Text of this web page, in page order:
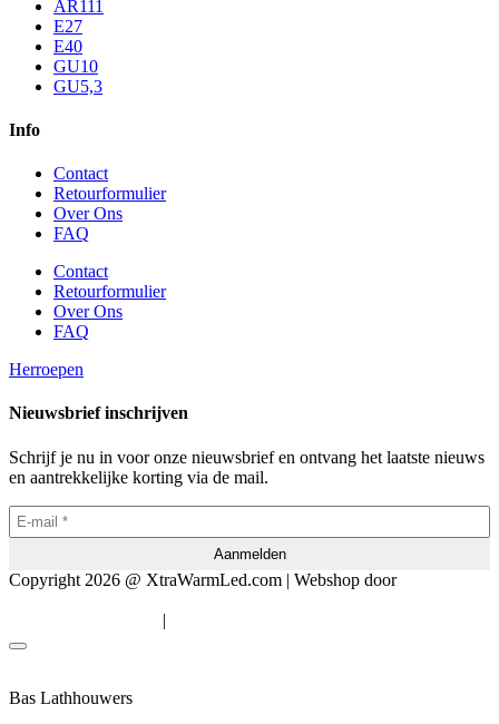
AR111
E27
E40
GU10
GU5,3
Info
Contact
Retourformulier
Over Ons
FAQ
Contact
Retourformulier
Over Ons
FAQ
Herroepen
Nieuwsbrief inschrijven
Schrijf je nu in voor onze nieuwsbrief en ontvang het laatste nieuws
en aantrekkelijke korting via de mail.
Copyright 2026 @ XtraWarmLed.com | Webshop door
|
Bas Lathhouwers